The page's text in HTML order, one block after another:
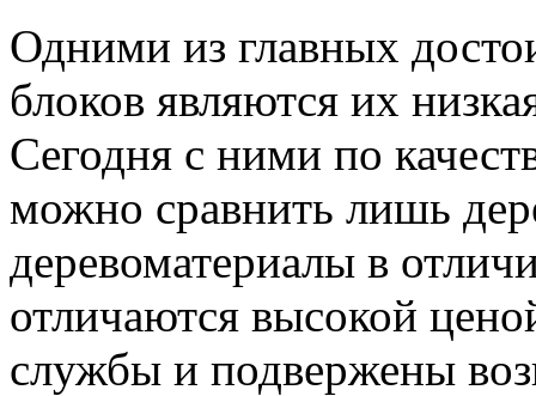
Одними из главных
блоков являются их
Сегодня с ними по
можно сравнить лишь
деревоматериалы в
отличаются высокой
службы и подвержены